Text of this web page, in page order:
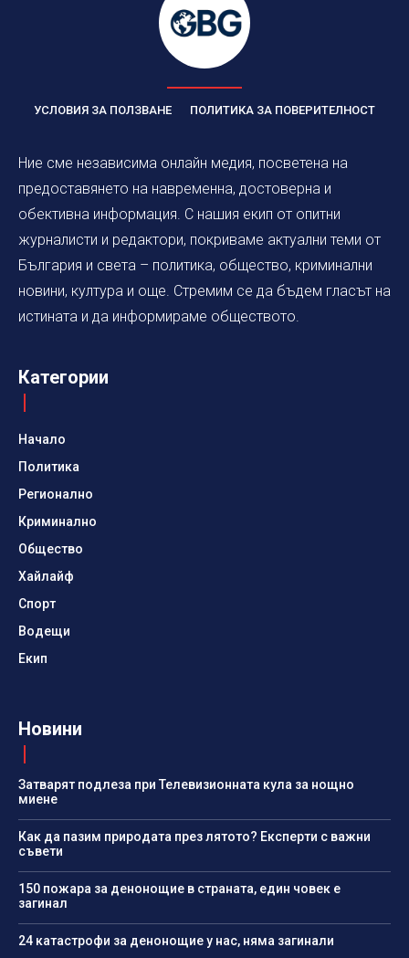
УСЛОВИЯ ЗА ПОЛЗВАНЕ ПОЛИТИКА ЗА ПОВЕРИТЕЛНОСТ
Ние сме независима онлайн медия, посветена на
предоставянето на навременна, достоверна и
обективна информация. С нашия екип от опитни
журналисти и редактори, покриваме актуални теми от
България и света – политика, общество, криминални
новини, култура и още. Стремим се да бъдем гласът на
истината и да информираме обществото.
Категории
Начало
Политика
Регионално
Криминално
Общество
Хайлайф
Спорт
Водещи
Екип
Новини
Затварят подлеза при Телевизионната кула за нощно
миене
Как да пазим природата през лятото? Експерти с важни
съвети
150 пожара за денонощие в страната, един човек е
загинал
24 катастрофи за денонощие у нас, няма загинали